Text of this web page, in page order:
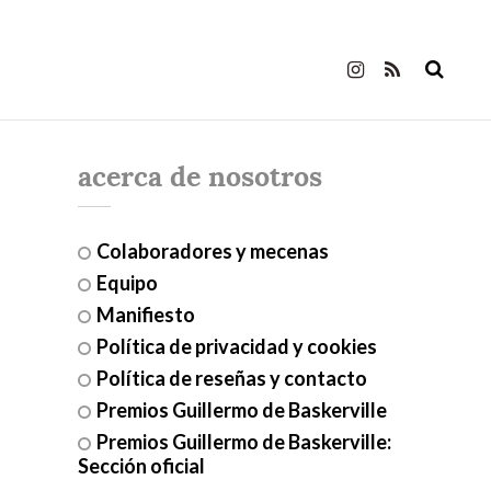
acerca de nosotros
Colaboradores y mecenas
Equipo
Manifiesto
Política de privacidad y cookies
Política de reseñas y contacto
Premios Guillermo de Baskerville
Premios Guillermo de Baskerville:
Sección oficial